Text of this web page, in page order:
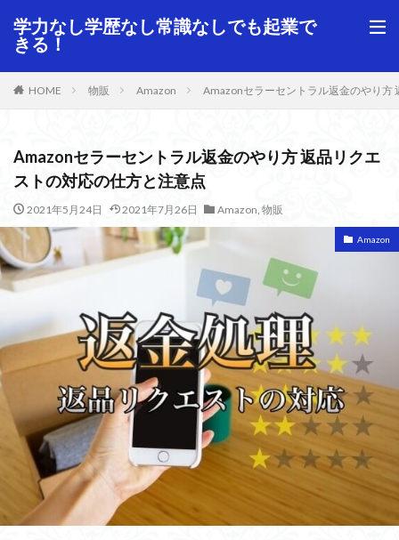
学力なし学歴なし常識なしでも起業で
きる！
HOME 物販 Amazon Amazonセラーセントラル返金のやり方
Amazonセラーセントラル返金のやり方 返品リクエ
ストの対応の仕方と注意点
2021年5月24日 2021年7月26日 Amazon, 物販
Amazon